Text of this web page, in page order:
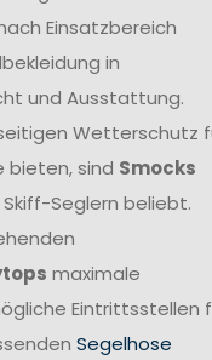
Einsatzbereich
in
und Ausstattung.
Wetterschutz
bieten, sind Smocks
Seglern beliebt.
maximale
Eintrittsstellen
Segelhose